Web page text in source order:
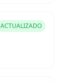
ACTUALIZADO